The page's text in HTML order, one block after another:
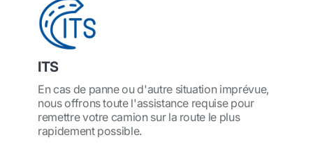
ITS
En cas de panne ou d'autre situation imprévue,
nous offrons toute l'assistance requise pour
remettre votre camion sur la route le plus
rapidement possible.